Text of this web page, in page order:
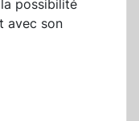
possibilité
avec son